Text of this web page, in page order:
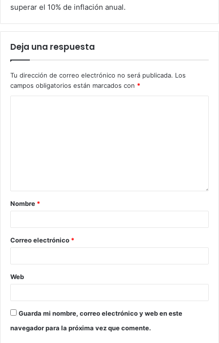
superar el 10% de inflación anual.
Deja una respuesta
Tu dirección de correo electrónico no será publicada. Los
campos obligatorios están marcados con *
Nombre *
Correo electrónico *
Web
Guarda mi nombre, correo electrónico y web en este
navegador para la próxima vez que comente.